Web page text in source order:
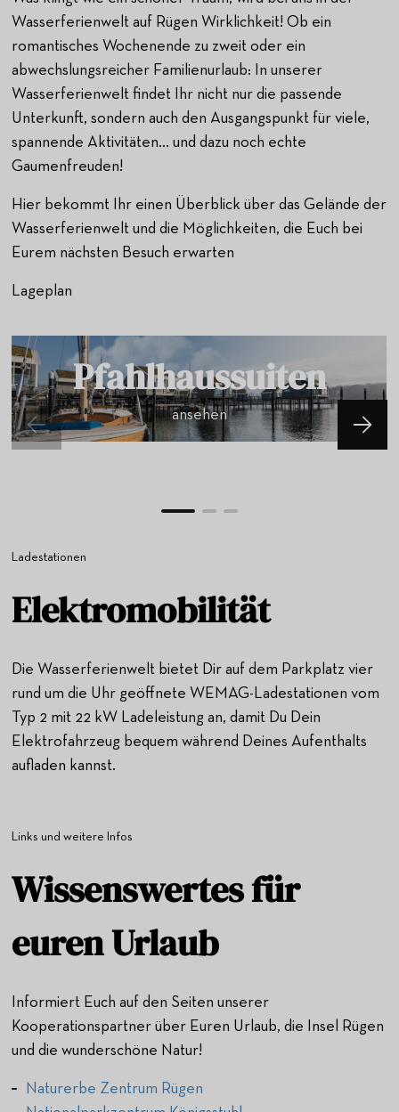
Wasserferienwelt auf Rügen Wirklichkeit! Ob ein
romantisches Wochenende zu zweit oder ein
abwechslungsreicher Familienurlaub: In unserer
Wasserferienwelt findet Ihr nicht nur die passende
Unterkunft, sondern auch den Ausgangspunkt für viele,
spannende Aktivitäten… und dazu noch echte
Gaumenfreuden!
Hier bekommt Ihr einen Überblick über das Gelände der
Wasserferienwelt und die Möglichkeiten, die Euch bei
Eurem nächsten Besuch erwarten
Lageplan
Pfahlhaussuiten
ansehen
Ladestationen
Elektromobilität
Die Wasserferienwelt bietet Dir auf dem Parkplatz vier
rund um die Uhr geöffnete WEMAG-Ladestationen vom
Typ 2 mit 22 kW Ladeleistung an, damit Du Dein
Elektrofahrzeug bequem während Deines Aufenthalts
aufladen kannst.
Links und weitere Infos
Wissenswertes für
euren Urlaub
Informiert Euch auf den Seiten unserer
Kooperationspartner über Euren Urlaub, die Insel Rügen
und die wunderschöne Natur!
Naturerbe Zentrum Rügen